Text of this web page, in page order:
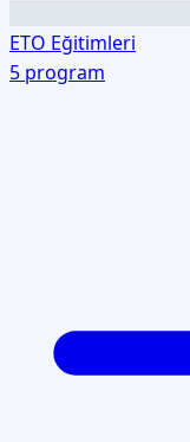
ETO Eğitimleri
5 program